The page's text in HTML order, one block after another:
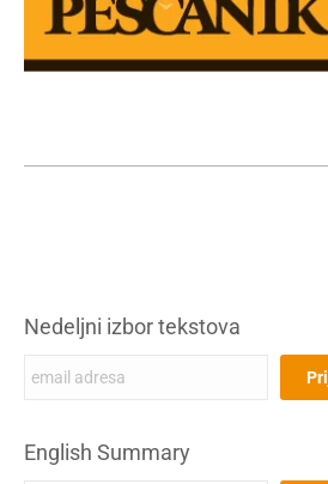
Nedeljni izbor tekstova
English Summary